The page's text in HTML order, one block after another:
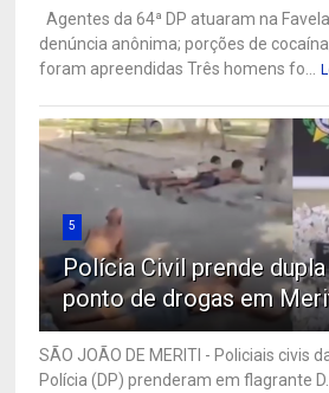
Agentes da 64ª DP atuaram na
denúncia anônima; porções de
foram apreendidas Três homens fo...
5
Polícia Civil prende
ponto de drogas em
SÃO JOÃO DE MERITI - Policiais civis
Polícia (DP) prenderam em flagrante D.